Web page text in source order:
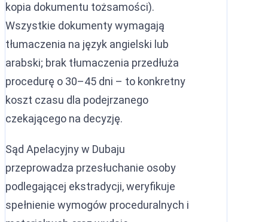
kopia dokumentu tożsamości).
Wszystkie dokumenty wymagają
tłumaczenia na język angielski lub
arabski; brak tłumaczenia przedłuża
procedurę o 30–45 dni – to konkretny
koszt czasu dla podejrzanego
czekającego na decyzję.
Sąd Apelacyjny w Dubaju
przeprowadza przesłuchanie osoby
podlegającej ekstradycji, weryfikuje
spełnienie wymogów proceduralnych i